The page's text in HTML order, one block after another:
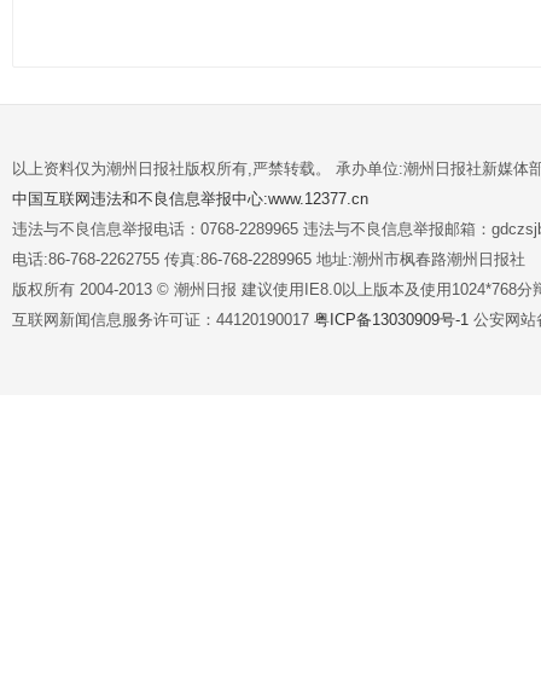
以上资料仅为潮州日报社版权所有,严禁转载。 承办单位:潮州日报社新媒体
中国互联网违法和不良信息举报中心:www.12377.cn
违法与不良信息举报电话：0768-2289965 违法与不良信息举报邮箱：
电话:86-768-2262755 传真:86-768-2289965 地址:潮州市枫春路潮州日报社
版权所有 2004-2013 © 潮州日报 建议使用IE8.0以上版本及使用1024*768分
互联网新闻信息服务许可证：44120190017 粤ICP备13030909号-1 公安网站